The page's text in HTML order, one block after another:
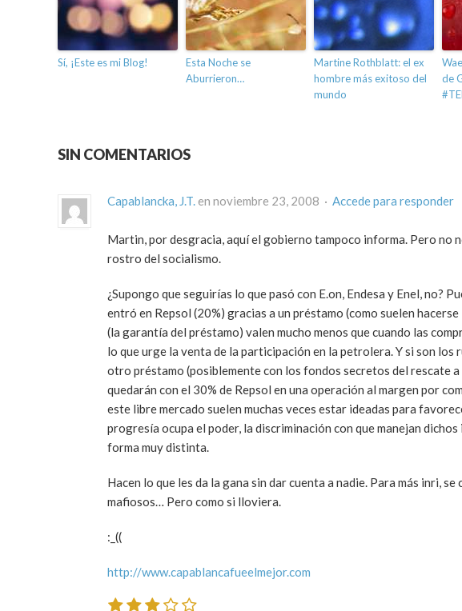
Sí, ¡Este es mi Blog!
Esta Noche se
Aburrieron…
Martine Rothblatt: el ex
hombre más exitoso del
mundo
de
SIN COMENTARIOS
Capablancka, J.T. en noviembre 23, 2008 · Accede para responder
Martin, por desgracia, aquí el gobierno tampoco informa. Pero no
rostro del socialismo.
¿Supongo que seguirías lo que pasó con E.on, Endesa y Enel, no?
entró en Repsol (20%) gracias a un préstamo (como suelen
(la garantía del préstamo) valen mucho menos que cuando las
lo que urge la venta de la participación en la petrolera. Y si son los
otro préstamo (posiblemente con los fondos secretos del rescate
quedarán con el 30% de Repsol en una operación al margen por
este libre mercado suelen muchas veces estar ideadas para
progresía ocupa el poder, la discriminación con que manejan
forma muy distinta.
Hacen lo que les da la gana sin dar cuenta a nadie. Para más inri,
mafiosos… Pero como si lloviera.
:_((
http://www.capablancafueelmejor.com